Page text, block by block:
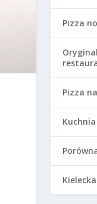
Pizza
Pizza